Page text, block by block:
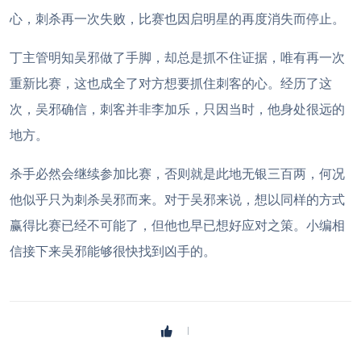
心，刺杀再一次失败，比赛也因启明星的再度消失而停止。
丁主管明知吴邪做了手脚，却总是抓不住证据，唯有再一次
重新比赛，这也成全了对方想要抓住刺客的心。经历了这
次，吴邪确信，刺客并非李加乐，只因当时，他身处很远的
地方。
杀手必然会继续参加比赛，否则就是此地无银三百两，何况
他似乎只为刺杀吴邪而来。对于吴邪来说，想以同样的方式
赢得比赛已经不可能了，但他也早已想好应对之策。小编相
信接下来吴邪能够很快找到凶手的。